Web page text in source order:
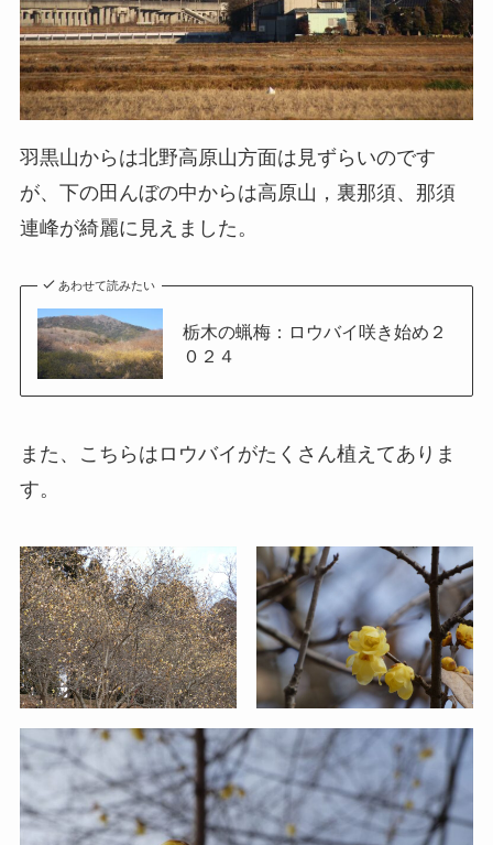
羽黒山からは北野高原山方面は見ずらいのです
が、下の田んぼの中からは高原山，裏那須、那須
連峰が綺麗に見えました。
あわせて読みたい
栃木の蝋梅：ロウバイ咲き始め２
０２４
また、こちらはロウバイがたくさん植えてありま
す。